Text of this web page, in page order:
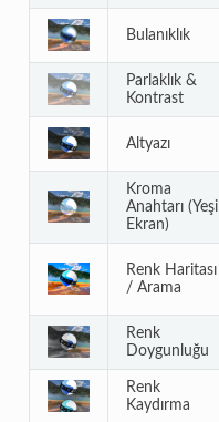
Bulanıklık
Parlaklık &
Kontrast
Altyazı
Kroma
Anahtarı (Yeşil
Ekran)
Renk Haritası
/ Arama
Renk
Doygunluğu
Renk
Kaydırma